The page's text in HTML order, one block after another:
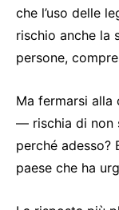
che l’uso delle
rischio anche la
persone,
Ma fermarsi
— rischia di non
perché adesso?
paese che ha